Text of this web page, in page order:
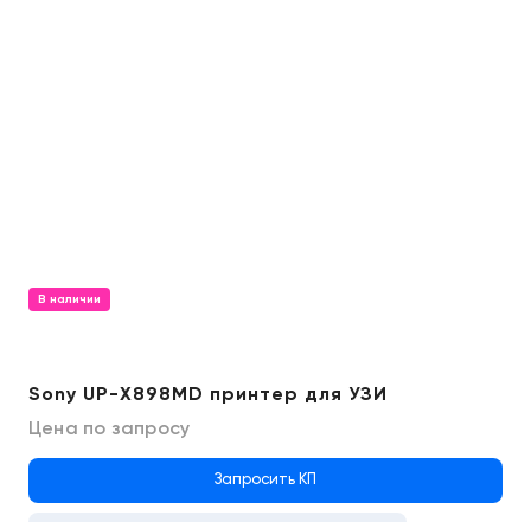
В наличии
Sony UP-X898MD принтер для УЗИ
Цена по запросу
Запросить КП